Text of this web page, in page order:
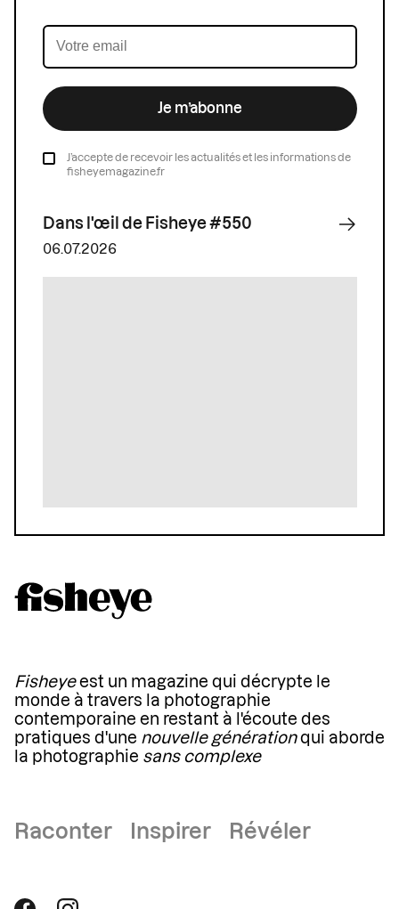
Je m’abonne
J’accepte de recevoir les actualités et les informations de
fisheyemagazine.fr
Dans l'œil de Fisheye #550
06.07.2026
Fisheyeest un magazine qui décrypte le
monde à travers la photographie
contemporaine en restant à l'écoute des
pratiques d'une nouvelle générationqui aborde
la photographie sans complexe
Raconter Inspirer Révéler